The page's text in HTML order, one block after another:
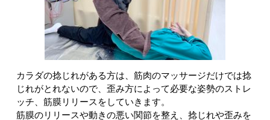
カラダの捻じれがある方は、筋肉のマッサージだけでは捻
じれがとれないので、歪み方によって必要な姿勢のストレ
ッチ、筋膜リリースをしていきます。
筋膜のリリースや動きの悪い関節を整え、捻じれや歪みを